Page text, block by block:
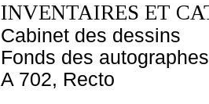
INVENTAIRES ET
Cabinet des dessins
Fonds des autographes
A 702, Recto